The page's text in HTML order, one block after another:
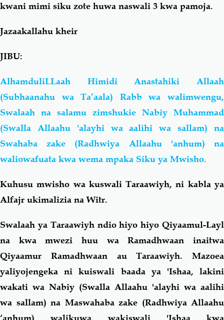
kwani mimi siku zote huwa naswali 3 kwa pamoja.
Jazaakallahu kheir
JIBU:
AlhamduliLLaah Himidi Anastahiki Allaah
(Subhaanahu wa Ta’aala) Rabb wa walimwengu,
Swalaah na salamu zimshukie Nabiy Muhammad
(Swalla Allaahu 'alayhi wa aalihi wa sallam) na
Swahaba zake (Radhwiya Allaahu 'anhum) na
waliowafuata kwa wema mpaka Siku ya Mwisho.
Kuhusu mwisho wa kuswali Taraawiyh, ni kabla ya
Alfajr ukimalizia na Witr.
Swalaah ya Taraawiyh ndio hiyo hiyo Qiyaamul-Layl
na kwa mwezi huu wa Ramadhwaan inaitwa
Qiyaamur Ramadhwaan au Taraawiyh. Mazoea
yaliyojengeka ni kuiswali baada ya 'Ishaa, lakini
wakati wa Nabiy (Swalla Allaahu 'alayhi wa aalihi
wa sallam) na Maswahaba zake (Radhwiya Allaahu